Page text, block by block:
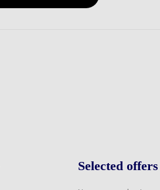
Selected offers